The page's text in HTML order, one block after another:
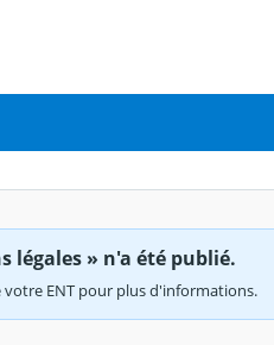
légales » n'a été publié.
ENT pour plus d'informations.